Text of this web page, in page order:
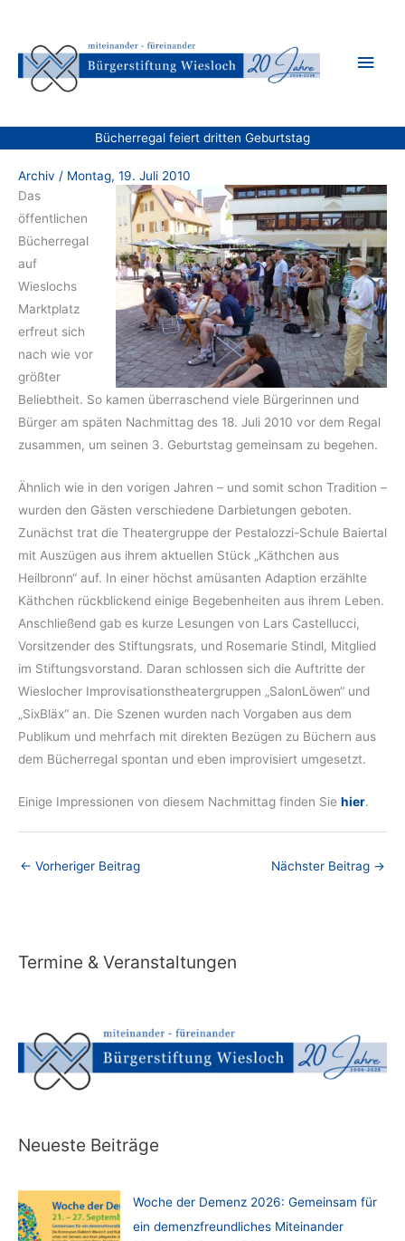
springen
Bücherregal feiert dritten Geburtstag
Archiv / Montag, 19. Juli 2010
Das
öffentlichen
Bücherregal
auf
Wieslochs
Marktplatz
erfreut sich
nach wie vor
größter
Beliebtheit. So kamen überraschend viele Bürgerinnen und
Bürger am späten Nachmittag des 18. Juli 2010 vor dem Regal
zusammen, um seinen 3. Geburtstag gemeinsam zu begehen.
Ähnlich wie in den vorigen Jahren – und somit schon Tradition –
wurden den Gästen verschiedene Darbietungen geboten.
Zunächst trat die Theatergruppe der Pestalozzi-Schule Baiertal
mit Auszügen aus ihrem aktuellen Stück „Käthchen aus
Heilbronn“ auf. In einer höchst amüsanten Adaption erzählte
Käthchen rückblickend einige Begebenheiten aus ihrem Leben.
Anschließend gab es kurze Lesungen von Lars Castellucci,
Vorsitzender des Stiftungsrats, und Rosemarie Stindl, Mitglied
im Stiftungsvorstand. Daran schlossen sich die Auftritte der
Wieslocher Improvisations­theatergruppen „SalonLöwen“ und
„SixBläx“ an. Die Szenen wurden nach Vorgaben aus dem
Publikum und mehrfach mit direkten Bezügen zu Büchern aus
dem Bücherregal spontan und eben improvisiert umgesetzt.
Einige Impressionen von diesem Nachmittag finden Sie hier.
← Vorheriger Beitrag Nächster Beitrag →
Termine & Veranstaltungen
Neueste Beiträge
Woche der Demenz 2026: Gemeinsam für
ein demenzfreundliches Miteinander